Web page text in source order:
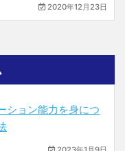
2020年12月23日
ション能力を身につ